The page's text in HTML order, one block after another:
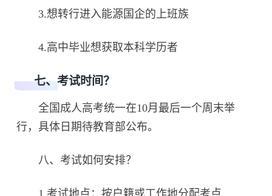
3.想转行进入能源国企的上班族
4.高中毕业想获取本科学历者
七、考试时间？
全国成人高考统一在10月最后一个周末举
行，具体日期待教育部公布。
八、考试如何安排？
1.考试地点：按户籍或工作地分配考点